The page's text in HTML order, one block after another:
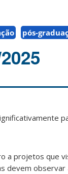
pós-
a projetos que
devem observar